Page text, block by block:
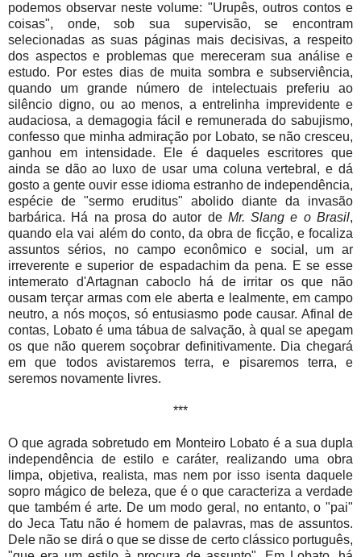
podemos observar neste volume: "Urupês, outros contos e
coisas", onde, sob sua supervisão, se encontram
selecionadas as suas páginas mais decisivas, a respeito
dos aspectos e problemas que mereceram sua análise e
estudo. Por estes dias de muita sombra e subserviência,
quando um grande número de intelectuais preferiu ao
silêncio digno, ou ao menos, a entrelinha imprevidente e
audaciosa, a demagogia fácil e remunerada do sabujismo,
confesso que minha admiração por Lobato, se não cresceu,
ganhou em intensidade. Ele é daqueles escritores que
ainda se dão ao luxo de usar uma coluna vertebral, e dá
gosto a gente ouvir esse idioma estranho de independência,
espécie de "sermo eruditus" abolido diante da invasão
barbárica. Há na prosa do autor de Mr. Slang e o Brasil,
quando ela vai além do conto, da obra de ficção, e focaliza
assuntos sérios, no campo econômico e social, um ar
irreverente e superior de espadachim da pena. E se esse
intemerato d'Artagnan caboclo há de irritar os que não
ousam terçar armas com ele aberta e lealmente, em campo
neutro, a nós moços, só entusiasmo pode causar. Afinal de
contas, Lobato é uma tábua de salvação, à qual se apegam
os que não querem soçobrar definitivamente. Dia chegará
em que todos avistaremos terra, e pisaremos terra, e
seremos novamente livres.
***
O que agrada sobretudo em Monteiro Lobato é a sua dupla
independência de estilo e caráter, realizando uma obra
limpa, objetiva, realista, mas nem por isso isenta daquele
sopro mágico de beleza, que é o que caracteriza a verdade
que também é arte. De um modo geral, no entanto, o "pai"
do Jeca Tatu não é homem de palavras, mas de assuntos.
Dele não se dirá o que se disse de certo clássico português,